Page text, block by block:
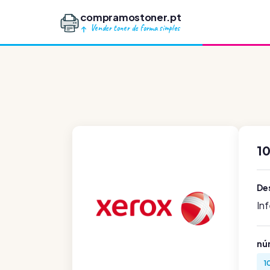
compramostoner.pt
Vender toner de forma simples